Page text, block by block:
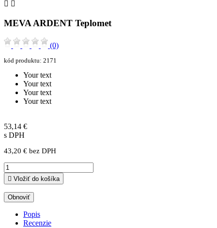
 
MEVA ARDENT Teplomet
(0)
kód produktu: 2171
Your text
Your text
Your text
Your text
53,14 €
s DPH
43,20 € bez DPH
 Vložiť do košíka
Popis
Recenzie